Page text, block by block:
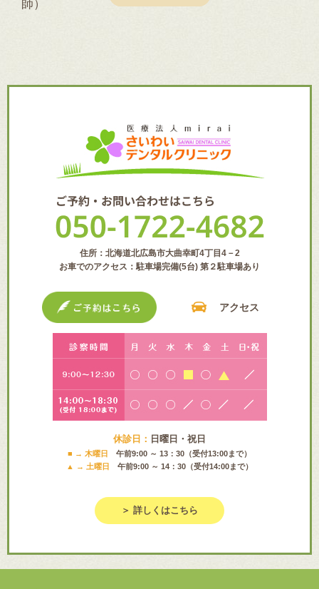
住所：北海道北広島市大曲幸町4丁目4－2
お車でのアクセス：駐車場完備(5台) 第２駐車場あり
アクセス
休診日： 日曜日・祝日
■ → 木曜日
午前9:00 ～ 13：30（受付13:00まで）
▲ → 土曜日
午前9:00 ～ 14：30（受付14:00まで）
＞ 詳しくはこちら